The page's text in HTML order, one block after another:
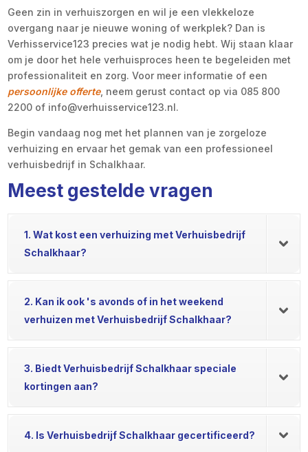
Geen zin in verhuiszorgen en wil je een vlekkeloze
overgang naar je nieuwe woning of werkplek? Dan is
Verhisservice123 precies wat je nodig hebt. Wij staan klaar
om je door het hele verhuisproces heen te begeleiden met
professionaliteit en zorg. Voor meer informatie of een
persoonlijke offerte, neem gerust contact op via 085 800
2200 of info@verhuisservice123.nl.
Begin vandaag nog met het plannen van je zorgeloze
verhuizing en ervaar het gemak van een professioneel
verhuisbedrijf in Schalkhaar.
Meest gestelde vragen
1. Wat kost een verhuizing met Verhuisbedrijf
Schalkhaar?
2. Kan ik ook 's avonds of in het weekend
verhuizen met Verhuisbedrijf Schalkhaar?
3. Biedt Verhuisbedrijf Schalkhaar speciale
kortingen aan?
4. Is Verhuisbedrijf Schalkhaar gecertificeerd?